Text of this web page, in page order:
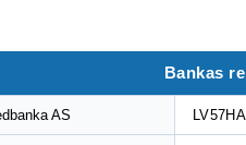
Bankas
AS